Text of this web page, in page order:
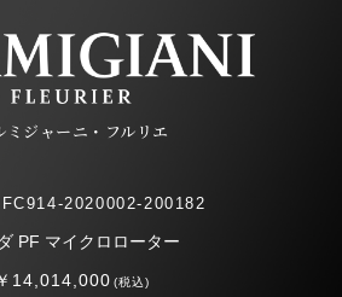
ミジャーニ・フルリエ
2020002-200182
PF マイクロローター
14,014,000(税込)